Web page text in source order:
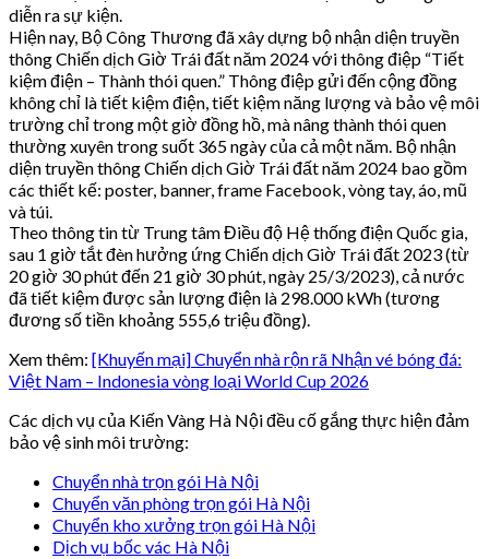
diễn ra sự kiện.
Hiện nay, Bộ Công Thương đã xây dựng bộ nhận diện truyền
thông Chiến dịch Giờ Trái đất năm 2024 với thông điệp “Tiết
kiệm điện – Thành thói quen.” Thông điệp gửi đến cộng đồng
không chỉ là tiết kiệm điện, tiết kiệm năng lượng và bảo vệ môi
trường chỉ trong một giờ đồng hồ, mà nâng thành thói quen
thường xuyên trong suốt 365 ngày của cả một năm. Bộ nhận
diện truyền thông Chiến dịch Giờ Trái đất năm 2024 bao gồm
các thiết kế: poster, banner, frame Facebook, vòng tay, áo, mũ
và túi.
Theo thông tin từ Trung tâm Điều độ Hệ thống điện Quốc gia,
sau 1 giờ tắt đèn hưởng ứng Chiến dịch Giờ Trái đất 2023 (từ
20 giờ 30 phút đến 21 giờ 30 phút, ngày 25/3/2023), cả nước
đã tiết kiệm được sản lượng điện là 298.000 kWh (tương
đương số tiền khoảng 555,6 triệu đồng).
Xem thêm: [Khuyến mại] Chuyển nhà rộn rã Nhận vé bóng đá:
Việt Nam – Indonesia vòng loại World Cup 2026
Các dịch vụ của Kiến Vàng Hà Nội đều cố gắng thực hiện đảm
bảo vệ sinh môi trường:
Chuyển nhà trọn gói Hà Nội
Chuyển văn phòng trọn gói Hà Nội
Chuyển kho xưởng trọn gói Hà Nội
Dịch vụ bốc vác Hà Nội